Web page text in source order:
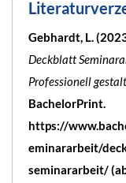
Gebhardt, L.
Deckblatt
Professionell
BachelorPrint.
https://
eminararbeit/
seminararbeit/